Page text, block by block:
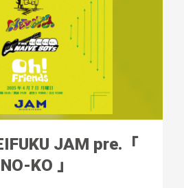
JAM pre.「
KO 」